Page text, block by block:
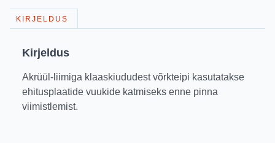
KIRJELDUS
Kirjeldus
Akrüül-liimiga klaaskiududest võrkteipi kasutatakse
ehitusplaatide vuukide katmiseks enne pinna
viimistlemist.